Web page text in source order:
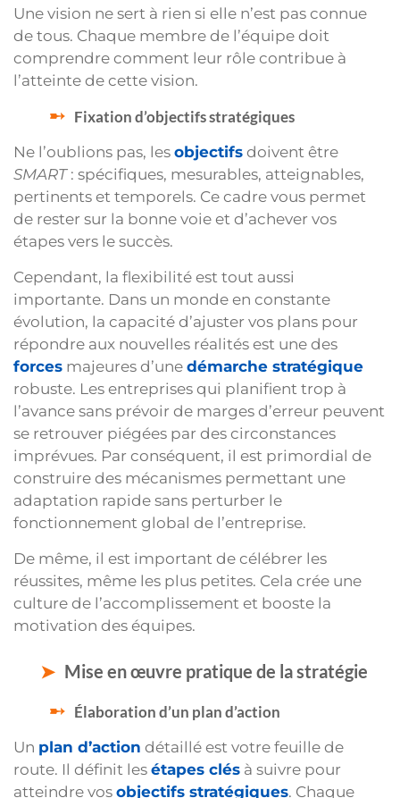
Une vision ne sert à rien si elle n’est pas connue
de tous. Chaque membre de l’équipe doit
comprendre comment leur rôle contribue à
l’atteinte de cette vision.
Fixation d’objectifs stratégiques
Ne l’oublions pas, les objectifs doivent être
SMART: spécifiques, mesurables, atteignables,
pertinents et temporels. Ce cadre vous permet
de rester sur la bonne voie et d’achever vos
étapes vers le succès.
Cependant, la flexibilité est tout aussi
importante. Dans un monde en constante
évolution, la capacité d’ajuster vos plans pour
répondre aux nouvelles réalités est une des
forces majeures d’une démarche stratégique
robuste. Les entreprises qui planifient trop à
l’avance sans prévoir de marges d’erreur peuvent
se retrouver piégées par des circonstances
imprévues. Par conséquent, il est primordial de
construire des mécanismes permettant une
adaptation rapide sans perturber le
fonctionnement global de l’entreprise.
De même, il est important de célébrer les
réussites, même les plus petites. Cela crée une
culture de l’accomplissement et booste la
motivation des équipes.
Mise en œuvre pratique de la stratégie
Élaboration d’un plan d’action
Un plan d’action détaillé est votre feuille de
route. Il définit les étapes clés à suivre pour
atteindre vos objectifs stratégiques. Chaque